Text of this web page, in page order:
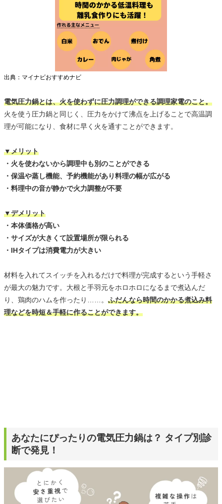
出典：マイナビおすすめナビ
電気圧力鍋とは、火を使わずに圧力調理ができる調理家電のこと。
火を使う圧力鍋と同じく、圧力をかけて沸点を上げることで高温調
理が可能になり、食材に早く火を通すことができます。
▼メリット
・火を使わないから調理中も別のことができる
・保温や蒸し機能、予約機能があり料理の幅が広がる
・料理中の音が静かで火力調整が不要
▼デメリット
・本体価格が高い
・サイズが大きくて設置場所が限られる
・IHタイプは消費電力が大きい
材料を入れてスイッチを入れるだけで料理が完成するという手軽さ
が最大の魅力です。大根と手羽元をホロホロになるまで煮込んだ
り、鶏肉のハムを作ったり……。 ふだんなら時間のかかる煮込み料
理などを時短＆手軽に作ることができます。
あなたにぴったりの電気圧力鍋は？ タイプ別診
断で発見！